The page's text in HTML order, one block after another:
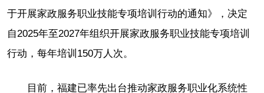
于开展家政服务职业技能专项培训行动的通知》，决定
自2025年至2027年组织开展家政服务职业技能专项培训
行动，每年培训150万人次。
目前，福建已率先出台推动家政服务职业化系统性